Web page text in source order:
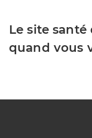
Le site santé
quand vous